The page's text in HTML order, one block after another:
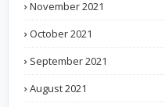
November 2021
October 2021
September 2021
August 2021